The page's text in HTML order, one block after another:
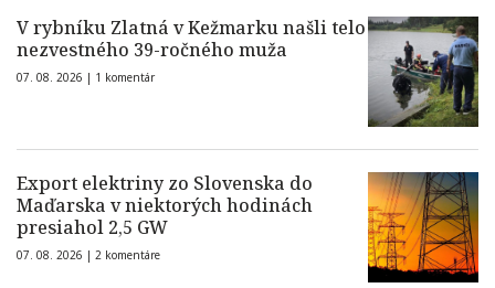
V rybníku Zlatná v Kežmarku našli telo
nezvestného 39-ročného muža
07. 08. 2026 | 1 komentár
Export elektriny zo Slovenska do
Maďarska v niektorých hodinách
presiahol 2,5 GW
07. 08. 2026 | 2 komentáre